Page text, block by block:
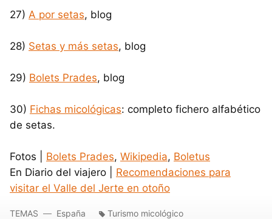
27) A por setas, blog
28) Setas y más setas, blog
29) Bolets Prades, blog
30) Fichas micológicas: completo fichero alfabético
de setas.
Fotos | Bolets Prades, Wikipedia, Boletus
En Diario del viajero | Recomendaciones para
visitar el Valle del Jerte en otoño
TEMAS España Turismo micológico